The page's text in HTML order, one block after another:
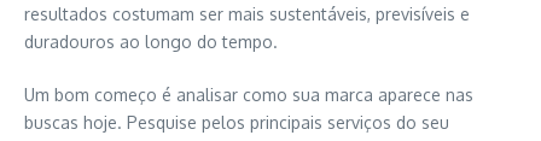
resultados costumam ser mais sustentáveis, previsíveis e
duradouros ao longo do tempo.
Um bom começo é analisar como sua marca aparece nas
buscas hoje. Pesquise pelos principais serviços do seu